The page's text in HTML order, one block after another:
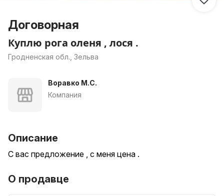
Договорная
Куплю рога оленя , лося .
Гродненская обл., Зельва
Воравко М.С.
Компания
Описание
С вас предложение , с меня цена .
О продавце